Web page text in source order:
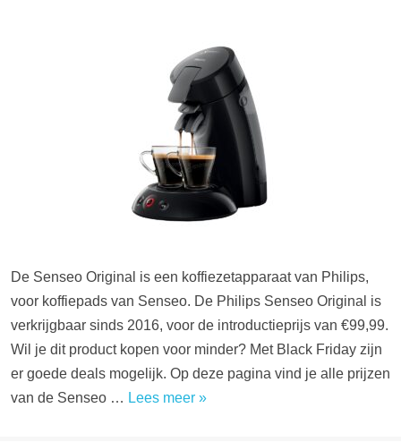
De Senseo Original is een koffiezetapparaat van Philips,
voor koffiepads van Senseo. De Philips Senseo Original is
verkrijgbaar sinds 2016, voor de introductieprijs van €99,99.
Wil je dit product kopen voor minder? Met Black Friday zijn
er goede deals mogelijk. Op deze pagina vind je alle prijzen
van de Senseo … Lees meer »